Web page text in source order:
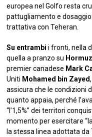
europea nel Golfo resta
pattugliamento e
trattativa con Teheran.
Su entrambi i fronti, nella
quella a pranzo su
premier canadese Mark
Uniti Mohamed bin Zayed
assicura che le condizioni
quanto appaia, perché
“l’1,5%” dei territori
momento per esercitare
la stessa linea adottata da